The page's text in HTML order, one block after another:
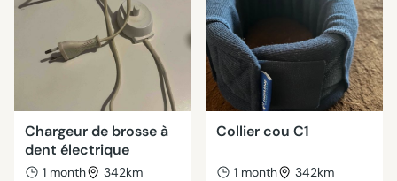
Chargeur de brosse à
dent électrique
1 month 342km
Collier cou C1
1 month 342km